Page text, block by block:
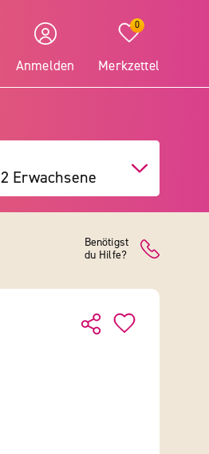
Anmelden
0
Merkzettel
Erwachsene
Benötigst
du Hilfe?